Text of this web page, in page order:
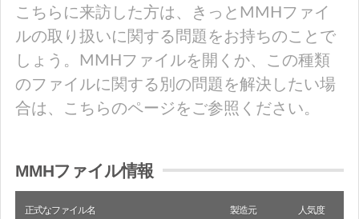
こちらに来訪した方は、きっとMMHファイ
ルの取り扱いに関する問題をお持ちのことで
しょう。MMHファイルを開くか、この種類
のファイルに関する別の問題を解決したい場
合は、こちらのページをご参照ください。
MMHファイル情報
正式なファイル名 製造元 人気度